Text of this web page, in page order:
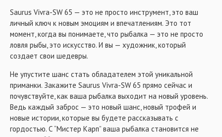
Saurus Vivra-SW 65 — это не просто инструмент, это ваш
личный ключ к новым эмоциям и впечатлениям. Это тот
момент, когда вы понимаете, что рыбалка — это не просто
ловля рыбы, это искусство. И вы — художник, который
создает свои шедевры.
Не упустите шанс стать обладателем этой уникальной
приманки. Закажите Saurus Vivra-SW 65 прямо сейчас и
почувствуйте, как ваша рыбалка выходит на новый уровень.
Ведь каждый заброс — это новый шанс, новый трофей и
новые истории, которые вы будете рассказывать с
гордостью. С “Мистер Карп” ваша рыбалка становится не